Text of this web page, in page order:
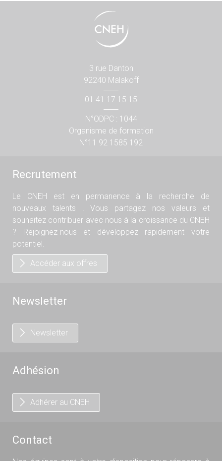
3 rue Danton
92240 Malakoff
01 41 17 15 15
N°ODPC : 1044
Organisme de formation
N°11 92 1585 192
Recrutement
Le CNEH est en permanence à la recherche de
nouveaux talents ! Vous partagez nos valeurs et
souhaitez contribuer avec nous à la croissance du CNEH
? Rejoignez-nous et développez rapidement votre
potentiel.
Accéder aux offres
Newsletter
Newsletter
Adhésion
Adhérer au CNEH
Contact